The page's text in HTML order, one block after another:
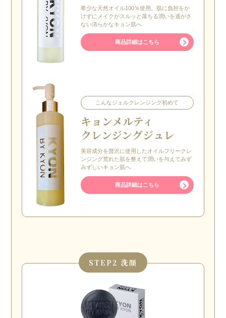
希少な天然オイル100％使用。肌に負担をか
けずにメイクがスルッと落ちる潤いを逃がさ
ない清らかなキョン肌へ
商品詳細はこちら
こんなジェルクレンジング初めて
キョンメルティ
クレンジングジュレ
美容成分を贅沢に使用したオイルフリークレ
ンジング荒れた肌を整えて潤いを与えてみず
みずしいキョン肌へ
商品詳細はこちら
STEP 2 洗顔